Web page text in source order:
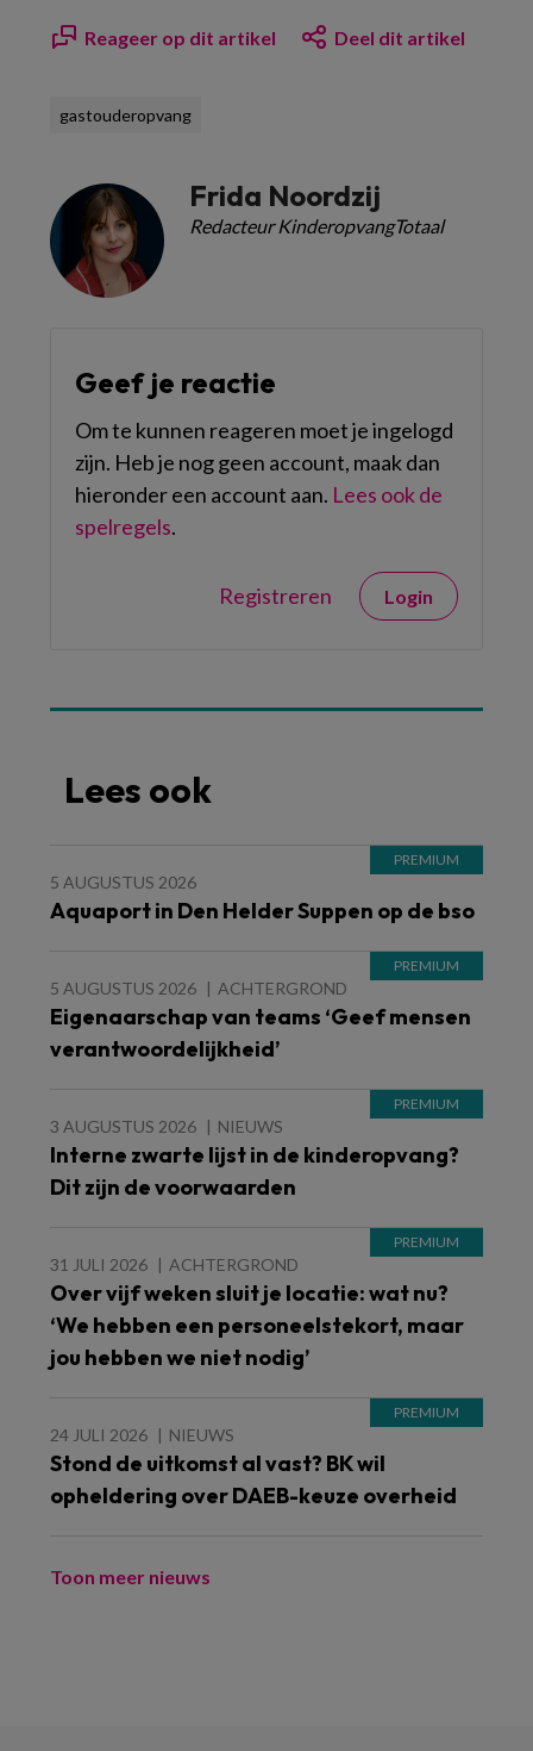
Reageer op dit artikel Deel dit artikel
gastouderopvang
Frida Noordzij
Redacteur KinderopvangTotaal
Geef je reactie
Om te kunnen reageren moet je ingelogd
zijn. Heb je nog geen account, maak dan
hieronder een account aan. Lees ook de
spelregels.
Registreren Login
Lees ook
5 AUGUSTUS 2026
Aquaport in Den Helder Suppen op de bso
5 AUGUSTUS 2026 ACHTERGROND
Eigenaarschap van teams ‘Geef mensen
verantwoordelijkheid’
3 AUGUSTUS 2026 NIEUWS
Interne zwarte lijst in de kinderopvang?
Dit zijn de voorwaarden
31 JULI 2026 ACHTERGROND
Over vijf weken sluit je locatie: wat nu?
‘We hebben een personeelstekort, maar
jou hebben we niet nodig’
24 JULI 2026 NIEUWS
Stond de uitkomst al vast? BK wil
opheldering over DAEB-keuze overheid
Toon meer nieuws